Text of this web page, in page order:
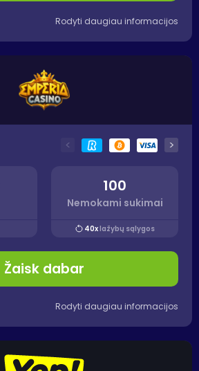
Rodyti daugiau informacijos
< >
100
Nemokami sukimai
40xlažybų sąlygos
Žaisk dabar
Rodyti daugiau informacijos